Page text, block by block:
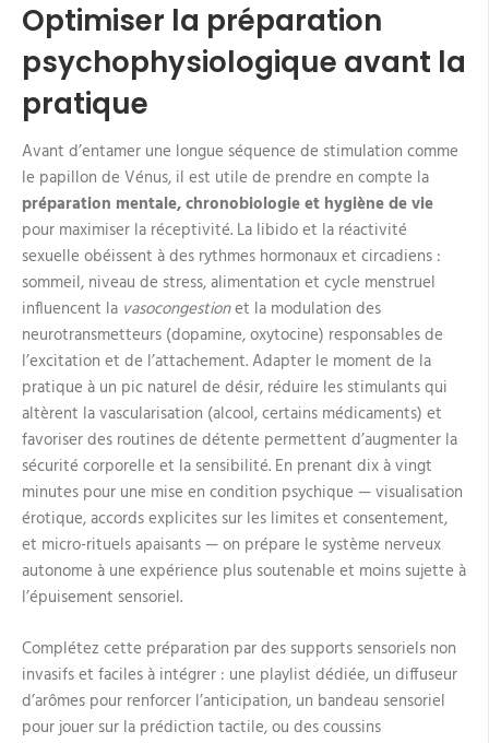
Optimiser la préparation
psychophysiologique avant la
pratique
Avant d’entamer une longue séquence de stimulation comme
le papillon de Vénus, il est utile de prendre en compte la
préparation mentale, chronobiologie et hygiène de vie
pour maximiser la réceptivité. La libido et la réactivité
sexuelle obéissent à des rythmes hormonaux et circadiens :
sommeil, niveau de stress, alimentation et cycle menstruel
influencent la vasocongestionet la modulation des
neurotransmetteurs (dopamine, oxytocine) responsables de
l’excitation et de l’attachement. Adapter le moment de la
pratique à un pic naturel de désir, réduire les stimulants qui
altèrent la vascularisation (alcool, certains médicaments) et
favoriser des routines de détente permettent d’augmenter la
sécurité corporelle et la sensibilité. En prenant dix à vingt
minutes pour une mise en condition psychique — visualisation
érotique, accords explicites sur les limites et consentement,
et micro-rituels apaisants — on prépare le système nerveux
autonome à une expérience plus soutenable et moins sujette à
l’épuisement sensoriel.
Complétez cette préparation par des supports sensoriels non
invasifs et faciles à intégrer : une playlist dédiée, un diffuseur
d’arômes pour renforcer l’anticipation, un bandeau sensoriel
pour jouer sur la prédiction tactile, ou des coussins